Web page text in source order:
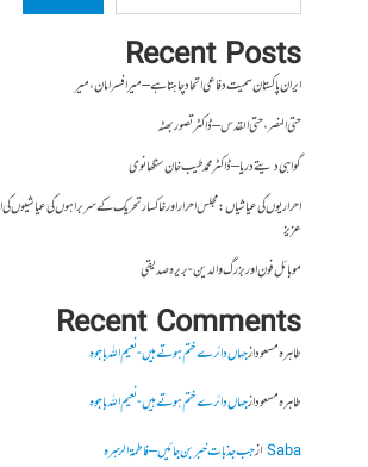
Recent Posts
ایران پاکستان سمیت دفاعی اتحاد چاہتا ہے – میر افسر امان،میر
حتی النصر ، حتی القدس – ڈاکٹر تصور بھٹہ
گواہی دیتے دریا – ڈاکٹر محمد طیب خان سنگھانوی
احراریوں کی عیاشیاں : مجلس احرار اور خاکسار تحریک کے سربراہوں کی عیاشیوں
عزیز
موبائل فون اور بزرگ والدین- بریرہ صدیقی
Recent Comments
طاہرہ مسعودازجہاں دائرے ختم ہوتے ہیں- نعیم اللہ باجوہ
طاہرہ مسعودازجہاں دائرے ختم ہوتے ہیں- نعیم اللہ باجوہ
Sabaازجب جذبات خبر بن جائیں – فاطمۃالزہرہ